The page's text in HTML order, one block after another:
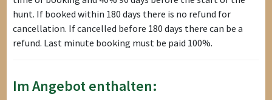
hunt. If booked within 180 days there is no refund for
cancellation. If cancelled before 180 days there can be a
refund. Last minute booking must be paid 100%.
Im Angebot enthalten: